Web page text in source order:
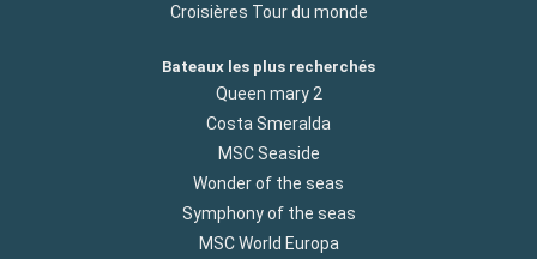
Croisières Tour du monde
Bateaux les plus recherchés
Queen mary 2
Costa Smeralda
MSC Seaside
Wonder of the seas
Symphony of the seas
MSC World Europa